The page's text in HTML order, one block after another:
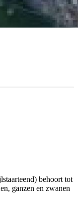
behoort tot
ganzen en zwanen